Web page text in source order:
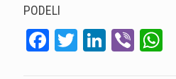
PODELI
Facebook
Twitter
LinkedIn
Viber